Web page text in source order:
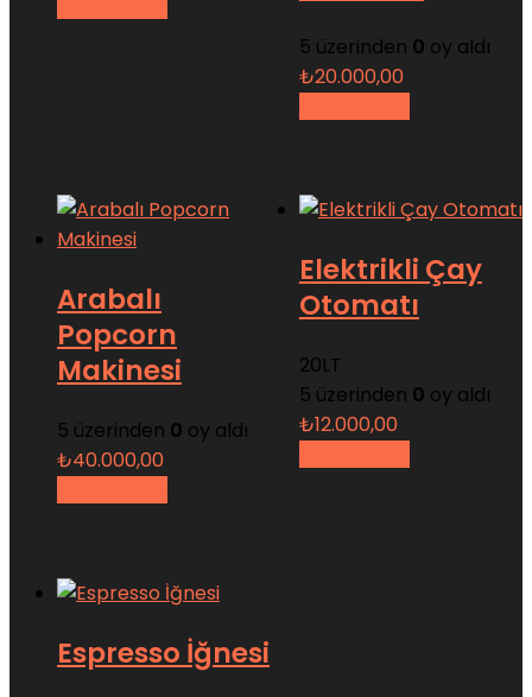
5 üzerinden 0 oy aldı
₺20.000,00
Arabalı
Popcorn
Makinesi
5 üzerinden 0 oy aldı
₺40.000,00
Elektrikli Çay
Otomatı
20LT
5 üzerinden 0 oy aldı
₺12.000,00
Espresso İğnesi